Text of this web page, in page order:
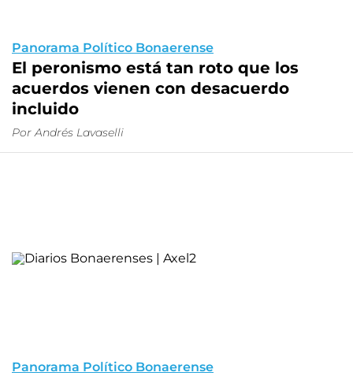
Panorama Político Bonaerense
El peronismo está tan roto que los
acuerdos vienen con desacuerdo
incluido
Por Andrés Lavaselli
Panorama Político Bonaerense